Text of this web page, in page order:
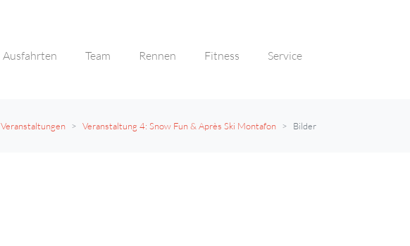
Ausfahrten Team Rennen Fitness Service
Veranstaltungen Veranstaltung 4: Snow Fun & Après Ski Montafon Bilder